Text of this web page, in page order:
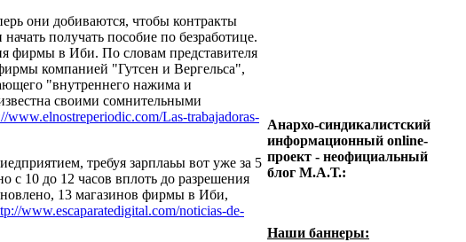
они добиваются, чтобы контракты
получать пособие по безработице.
фирмы в Иби. По словам представителя
компанией "Гутсен и Вергельса",
"внутреннего нажима и
своими сомнительными
www.elnostreperiodic.com/Las-trabajadoras-
требуя зарплаьы вот уже за 5
с 10 до 12 часов вплоть до разрешения
13 магазинов фирмы в Иби,
www.escaparatedigital.com/noticias-de-
Анархо-синдикалистский
информационный online-
проект - неофициальный
блог М.А.Т.:
Наши баннеры: